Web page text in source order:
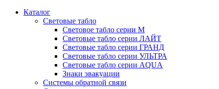
Каталог
Световые табло
Световое табло серии М
Световые табло серии ЛАЙТ
Световые табло серии ГРАНД
Световые табло серии УЛЬТРА
Световые табло серии AQUA
Знаки эвакуации
Системы обратной связи